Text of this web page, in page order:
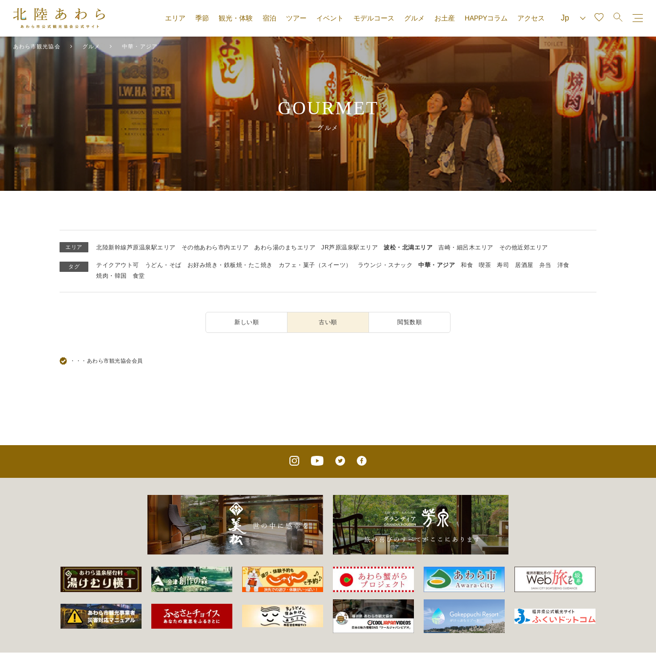
エリア 季節 観光・体験 宿泊 ツアー イベント モデルコース グルメ お土産 HAPPYコラム アクセス
あわら市観光協会 グルメ 中華・アジア
GOURMET
グルメ
エリア 北陸新幹線芦原温泉駅エリア その他あわら市内エリア あわら湯のまちエリア JR芦原温泉駅エリア 波松・北潟エリア 吉崎・細呂木エリア その他近郊エリア
タグ テイクアウト可 うどん・そば お好み焼き・鉄板焼・たこ焼き カフェ・菓子（スイーツ） ラウンジ・スナック 中華・アジア 和食 喫茶 寿司 居酒屋 弁当
洋食
焼肉・韓国
食堂
新しい順 古い順 閲覧数順
・・・あわら市観光協会会員